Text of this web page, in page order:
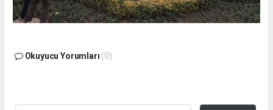
Okuyucu Yorumları (0)